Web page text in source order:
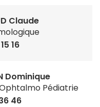
Claude
16
Dominique
Pédiatrie
46